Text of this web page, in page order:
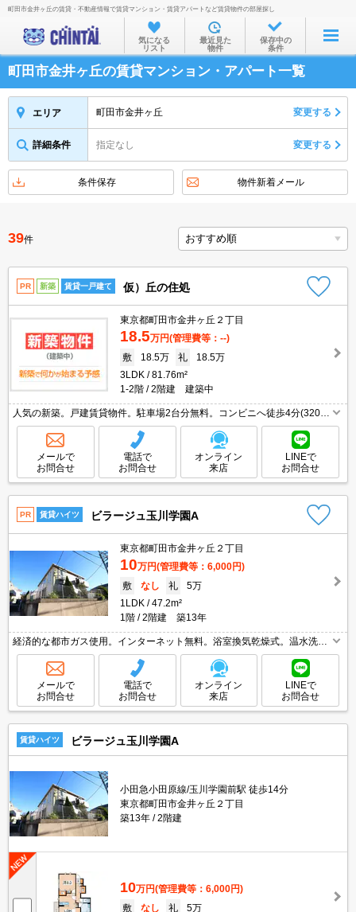
お部屋を探す
沿線・駅から
住所から
物件特集から
不動産会社から
TOP
町田市金井ヶ丘の賃貸・不動産情報で賃貸マンション・賃貸アパートなど賃貸物件の部屋探し
気になる
リスト
最近見た
物件
保存中の
条件
町田市金井ヶ丘の賃貸マンション・アパート一覧
エリア 町田市金井ヶ丘 変更する
詳細条件 指定なし 変更する
条件保存 物件新着メール
39件
PR 新築 賃貸一戸建て 仮）丘の住処
東京都町田市金井ヶ丘２丁目
18.5万円(管理費等：--)
敷
18.5万 礼
18.5万
3LDK
81.76m²
1-2階
2階建 建築中
人気の新築。戸建賃貸物件。駐車場2台分無料。コンビニへ徒歩4分(320
m)。カウンター式システムキッチン。追い焚き付き。ウォークインクロー
ゼット付き。浴室乾燥機付。TVモニター付インターホン。
メールで
お問合せ
電話で
お問合せ
オンライン
来店
LINEで
お問合せ
PR 賃貸ハイツ ビラージュ玉川学園A
東京都町田市金井ヶ丘２丁目
10万円(管理費等：6,000円)
敷
なし 礼
5万
1LDK
47.2m²
1階
2階建 築13年
経済的な都市ガス使用。インターネット無料。浴室換気乾燥式。温水洗浄
便座付き。システムキッチン。初期費用・家賃カード払い可。保証会社加
入要(初回35,000円、月額総支払額の1％+800円/月)。
メールで
お問合せ
電話で
お問合せ
オンライン
来店
LINEで
お問合せ
賃貸ハイツ ビラージュ玉川学園A
小田急小田原線/玉川学園前駅 徒歩14分
東京都町田市金井ヶ丘２丁目
築13年
2階建
10万円(管理費等：6,000円)
敷
なし 礼
5万